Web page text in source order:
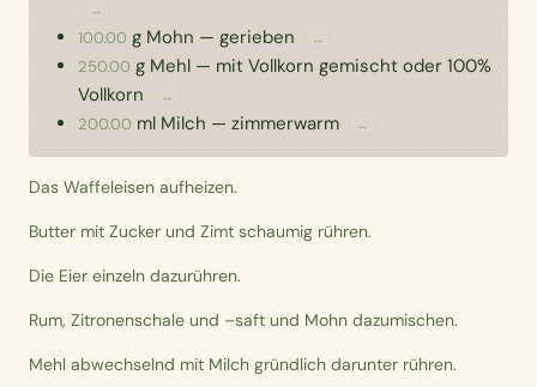
↔
100.00 g Mohn — gerieben ↔
250.00 g Mehl — mit Vollkorn gemischt oder 100%
Vollkorn
↔
200.00 ml Milch — zimmerwarm ↔
Das Waffeleisen aufheizen.
Butter mit Zucker und Zimt schaumig rühren.
Die Eier einzeln dazurühren.
Rum, Zitronenschale und –saft und Mohn dazumischen.
Mehl abwechselnd mit Milch gründlich darunter rühren.